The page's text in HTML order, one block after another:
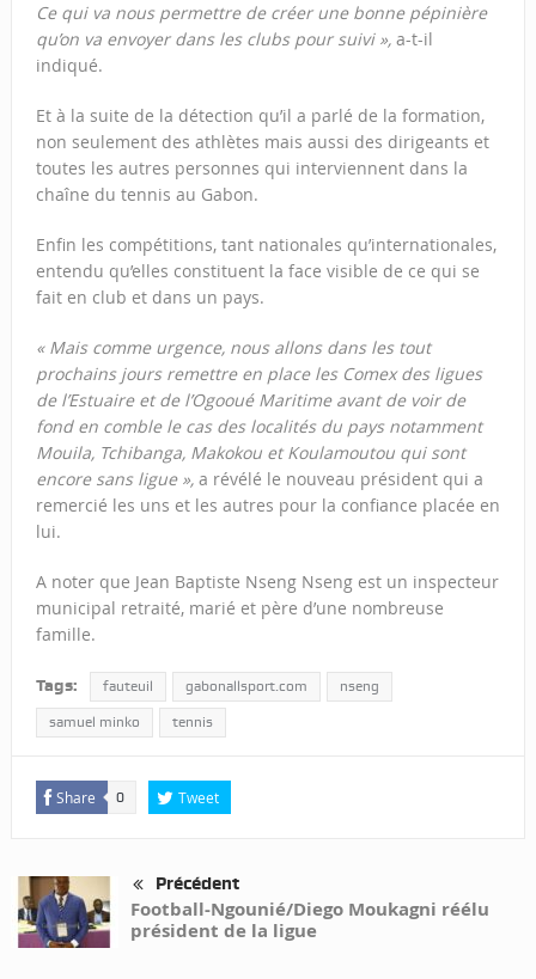
Ce qui va nous permettre de créer une bonne pépinière
qu’on va envoyer dans les clubs pour suivi »,a-t-il
indiqué.
Et à la suite de la détection qu’il a parlé de la formation,
non seulement des athlètes mais aussi des dirigeants et
toutes les autres personnes qui interviennent dans la
chaîne du tennis au Gabon.
Enfin les compétitions, tant nationales qu’internationales,
entendu qu’elles constituent la face visible de ce qui se
fait en club et dans un pays.
« Mais comme urgence, nous allons dans les tout
prochains jours remettre en place les Comex des ligues
de l’Estuaire et de l’Ogooué Maritime avant de voir de
fond en comble le cas des localités du pays notamment
Mouila, Tchibanga, Makokou et Koulamoutou qui sont
encore sans ligue »,a révélé le nouveau président qui a
remercié les uns et les autres pour la confiance placée en
lui.
A noter que Jean Baptiste Nseng Nseng est un inspecteur
municipal retraité, marié et père d’une nombreuse
famille.
Tags: fauteuil gabonallsport.com nseng
samuel minko tennis
Share 0 Tweet
Précédent
Football-Ngounié/Diego Moukagni réélu
président de la ligue